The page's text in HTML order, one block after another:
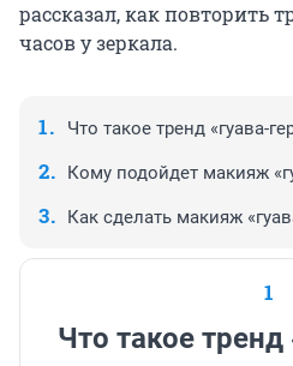
рассказал, как повторить
часов у зеркала.
Что такое тренд «гуава-
Кому подойдет макияж
Как сделать макияж
1
Что такое тренд